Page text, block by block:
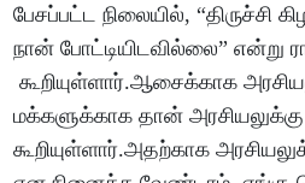
பேசப்பட்ட நிலையில், “திருச்சி
நான் போட்டியிடவில்லை” என்று
கூறியுள்ளார்.ஆசைக்காக
மக்களுக்காக தான்
கூறியுள்ளார்.அதற்காக